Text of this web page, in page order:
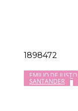
1898472
EMILIO DE JUSTO
SANTANDER